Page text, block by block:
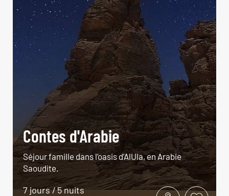
Contes d'Arabie
Séjour famille dans l’oasis d’AlUla, en Arabie
Saoudite.
7 jours / 5 nuits